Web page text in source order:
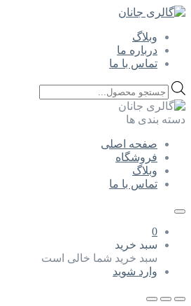
وبلاگ
درباره ما
تماس با ما
Products
search
دسته بندی ها
صفحه اصلی
فروشگاه
وبلاگ
تماس با ما
0
سبد خرید
سبد خرید شما خالی است
وارد شوید